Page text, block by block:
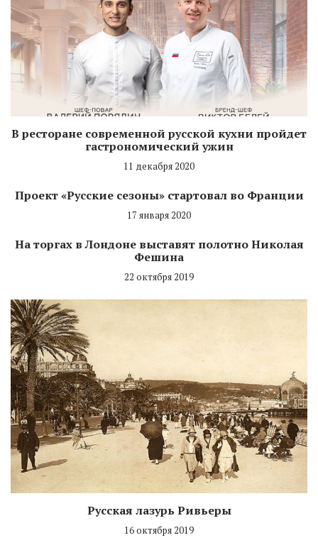
В ресторане современной русской кухни пройдет
гастрономический ужин
11 декабря 2020
Проект «Русские сезоны» стартовал во Франции
17 января 2020
На торгах в Лондоне выставят полотно Николая
Фешина
22 октября 2019
Русская лазурь Ривьеры
16 октября 2019